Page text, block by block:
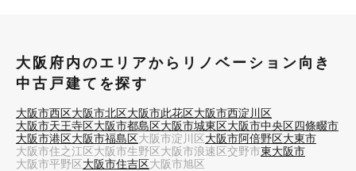
大阪府内のエリアからリノベーション向き
中古戸建てを探す
大阪市西区大阪市北区大阪市此花区大阪市西淀川区
大阪市天王寺区大阪市都島区大阪市城東区大阪市中央区四條畷市
大阪市港区大阪市福島区大阪市淀川区大阪市阿倍野区大東市
大阪市住之江区大阪市生野区大阪市浪速区交野市東大阪市
大阪市平野区大阪市住吉区大阪市旭区